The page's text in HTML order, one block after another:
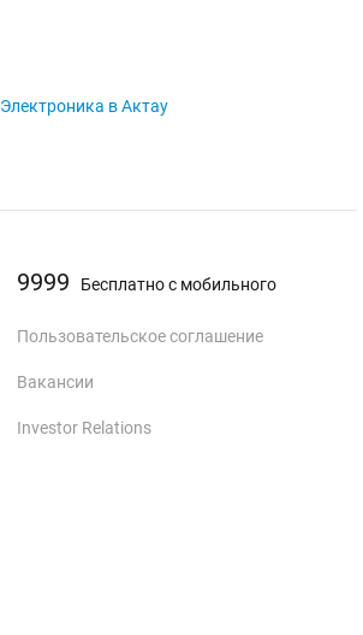
Электроника в Актау
9999 Бесплатно с мобильного
Пользовательское соглашение
Вакансии
Investor Relations